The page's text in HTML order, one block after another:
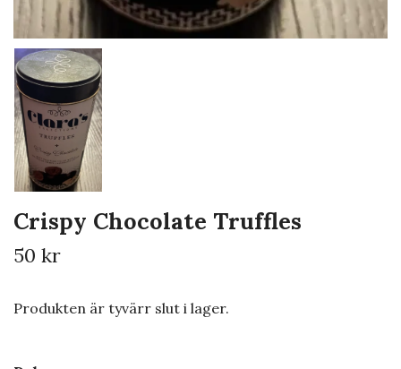
Crispy Chocolate Truffles
50 kr
Produkten är tyvärr slut i lager.